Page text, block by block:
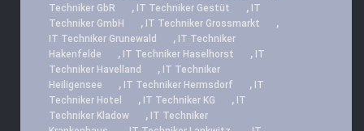
Techniker GbR
, IT Techniker Gestüt , IT
Techniker GmbH
, IT Techniker Grossmarkt ,
IT Techniker Grunewald , IT Techniker
Hakenfelde
, IT Techniker Haselhorst , IT
Techniker Havelland
, IT Techniker
Heiligensee
, IT Techniker Hermsdorf , IT
Techniker Hotel
, IT Techniker KG , IT
Techniker Kladow
, IT Techniker